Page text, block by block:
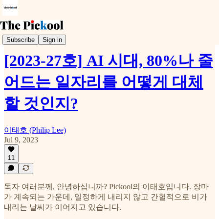
Subscribe Sign in
Weekly Pickool
[2023-27호] AI 시대, 80%나 줄
어드는 일자리를 어떻게 대체
할 것인지?
이태호 (Philip Lee)
Jul 9, 2023
11
독자 여러분께, 안녕하십니까? Pickool의 이태호입니다. 장마
가 계속되는 가운데, 일정하게 내리지 않고 간헐적으로 비가
내리는 날씨가 이어지고 있습니다.